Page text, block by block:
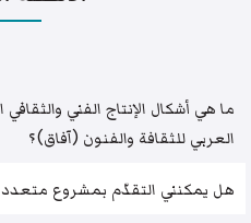
ما هي أشكال الإنتاج الفني
العربي للثقافة والفنون (آفاق)؟
هل يمكنني التقدّم بمشروع